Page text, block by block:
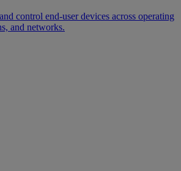
control end-user devices across operating
and networks.